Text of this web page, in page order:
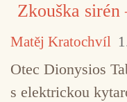
Zkouška
Matěj Kratochvíl
Otec Dionysios
s elektrickou